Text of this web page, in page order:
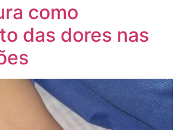
como
das dores nas